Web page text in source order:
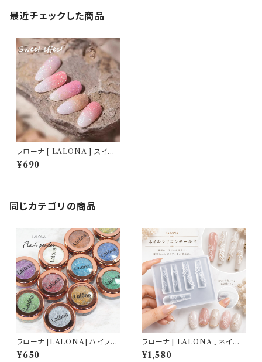
最近チェックした商品
ラローナ [ LALONA ] スイー
トミックスフラッシュパウダー( 2
g )( AHC-12 ) ネイル/ジェル
¥690
同じカテゴリの商品
ラローナ [LALONA] ハイフラ
ッシュパウダー ( 2g )( 12種 )
大容量/フラッシュネイル/キラキ
¥650
ラローナ [ LALONA ］ネイル
シリコンモールド ( BIGバタフラ
イ ) ジェルネイル/レジン/ハンド
¥1,580